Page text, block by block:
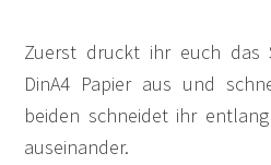
Zuerst druckt ihr euch das
DinA4 Papier aus und
beiden schneidet ihr
auseinander.